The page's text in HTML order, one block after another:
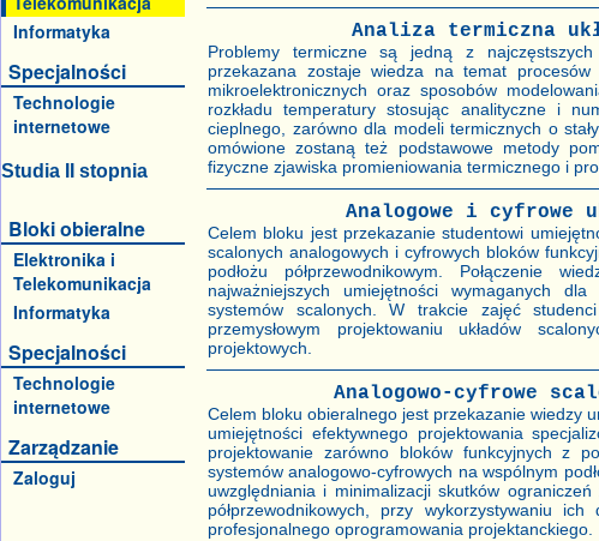
Informatyka
Specjalności
Technologie
internetowe
Studia II stopnia
Bloki obieralne
Elektronika i
Telekomunikacja
Informatyka
Specjalności
Technologie
internetowe
Zarządzanie
Zaloguj
Analiza termiczna
Problemy termiczne są jedną z
przekazana zostaje wiedza na temat
mikroelektronicznych oraz sposobów
rozkładu temperatury stosując analityczne i
cieplnego, zarówno dla modeli termicznych o
omówione zostaną też podstawowe metody
fizyczne zjawiska promieniowania termicznego i
Analogowe i cyfrowe
Celem bloku jest przekazanie studentowi
scalonych analogowych i cyfrowych bloków
podłożu półprzewodnikowym. Połączenie
najważniejszych umiejętności wymaganych
systemów scalonych. W trakcie zajęć
przemysłowym projektowaniu układów
projektowych.
Analogowo-cyfrowe
Celem bloku obieralnego jest przekazanie wiedzy
umiejętności efektywnego projektowania
projektowanie zarówno bloków funkcyjnych z
systemów analogowo-cyfrowych na wspólnym
uwzględniania i minimalizacji skutków
półprzewodnikowych, przy wykorzystywaniu
profesjonalnego oprogramowania projektanckiego.